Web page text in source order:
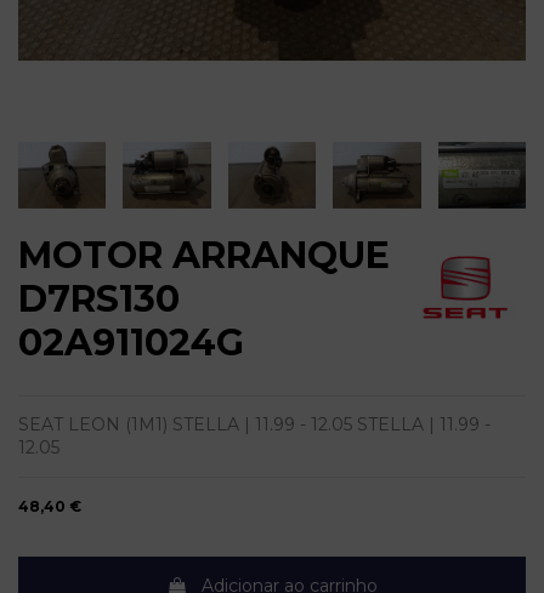
MOTOR ARRANQUE
D7RS130
02A911024G
SEAT LEON (1M1) STELLA | 11.99 - 12.05 STELLA | 11.99 -
12.05
48,40 €
Adicionar ao carrinho